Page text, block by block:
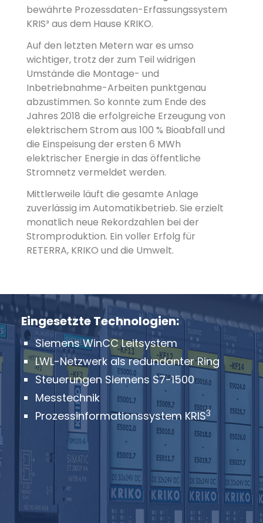
bewährte Prozessdaten-Erfassungssystem
KRIS³ aus dem Hause KRIKO.
Auf den letzten Metern war es umso
wichtiger, trotz der zum Teil widrigen
Umstände die Montage- und
Inbetriebnahme-Arbeiten punktgenau
abzustimmen. So konnte zum Ende des
Jahres 2018 die erfolgreiche Erzeugung von
elektrischem Strom aus 100 % Bioabfall und
die Einspeisung der ersten 6 MWh
elektrischer Energie in das öffentliche
Stromnetz vermeldet werden.
Mittlerweile läuft die gesamte Anlage
zuverlässig im Automatikbetrieb. Sie erzielt
monatlich neue Rekordzahlen bei der
Stromproduktion. Ein voller Erfolg für
RETERRA, KRIKO und die Umwelt.
Eingesetzte Technologien:
Siemens WinCC Leitsystem
LWL-Netzwerk als redundanter Ring
Steuerungen Siemens S7-1500
Messtechnik
Prozessinformationssystem KRIS3